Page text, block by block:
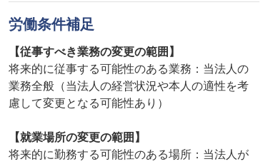
労働条件補足
【従事すべき業務の変更の範囲】
将来的に従事する可能性のある業務：当法人の
業務全般（当法人の経営状況や本人の適性を考
慮して変更となる可能性あり）
【就業場所の変更の範囲】
将来的に勤務する可能性のある場所：当法人が